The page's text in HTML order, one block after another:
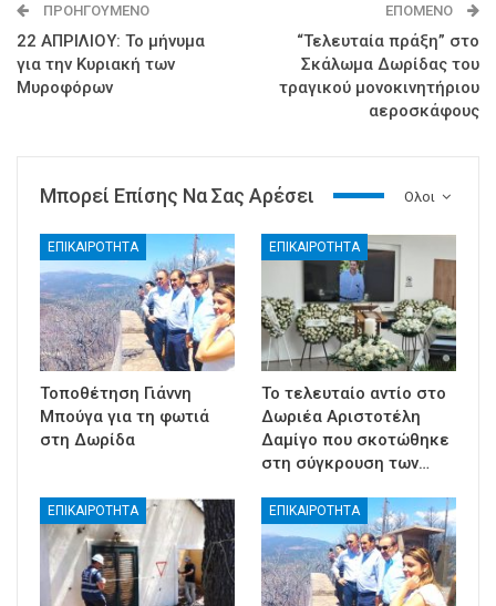
ΠΡΟΗΓΟΎΜΕΝΟ
22 ΑΠΡΙΛΙΟΥ: Το μήνυμα
για την Κυριακή των
Μυροφόρων
ΕΠΌΜΕΝΟ
“Τελευταία πράξη” στο
Σκάλωμα Δωρίδας του
τραγικού μονοκινητήριου
αεροσκάφους
Ολοι
Μπορεί Επίσης Να Σας Αρέσει
ΕΠΙΚΑΙΡΟΤΗΤΑ
Τοποθέτηση Γιάννη
Μπούγα για τη φωτιά
στη Δωρίδα
ΕΠΙΚΑΙΡΟΤΗΤΑ
Το τελευταίο αντίο στο
Δωριέα Αριστοτέλη
Δαμίγο που σκοτώθηκε
στη σύγκρουση των…
ΕΠΙΚΑΙΡΟΤΗΤΑ ΕΠΙΚΑΙΡΟΤΗΤΑ